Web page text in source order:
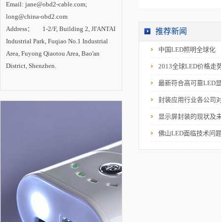
设。 内专家认
为，LED照明已成为
命，在照明产业变革
着技术进步的推动和
市场需求的拉动，
Email: jane@obd2-cable.com;
long@china-obd2.com
Address： 1-2/F, Building 2, JI'ANTAI
Industrial Park, Fuqiao No.1 Industrial
Area, Fuyong Qiaotou Area, Bao'an
District, Shenzhen.
推荐新闻
中国LED照明全球化
2013全球LED价格走
最新符合高可靠LED
封装应用行业各公司
显示屏封装的现状及
佛山LED面临技术问